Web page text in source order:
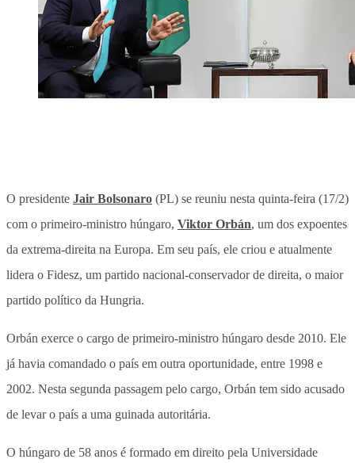
O presidente Jair Bolsonaro (PL) se reuniu nesta quinta-feira (17/2)
com o primeiro-ministro húngaro, Viktor Orbán, um dos expoentes
da extrema-direita na Europa. Em seu país, ele criou e atualmente
lidera o Fidesz, um partido nacional-conservador de direita, o maior
partido político da Hungria.
Orbán exerce o cargo de primeiro-ministro húngaro desde 2010. Ele
já havia comandado o país em outra oportunidade, entre 1998 e
2002. Nesta segunda passagem pelo cargo, Orbán tem sido acusado
de levar o país a uma guinada autoritária.
O húngaro de 58 anos é formado em direito pela Universidade